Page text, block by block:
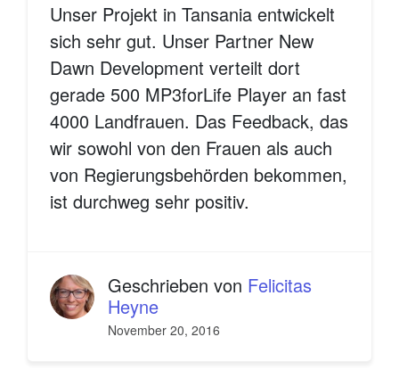
Unser Projekt in Tansania entwickelt
sich sehr gut. Unser Partner New
Dawn Development verteilt dort
gerade 500 MP3forLife Player an fast
4000 Landfrauen. Das Feedback, das
wir sowohl von den Frauen als auch
von Regierungsbehörden bekommen,
ist durchweg sehr positiv.
Geschrieben von Felicitas
Heyne
November 20, 2016